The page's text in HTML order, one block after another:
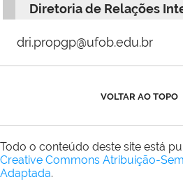
Diretoria de Relações
dri.propgp@ufob.edu.br
VOLTAR AO TOPO
Todo o conteúdo deste site está
Creative Commons Atribuição-
Adaptada.